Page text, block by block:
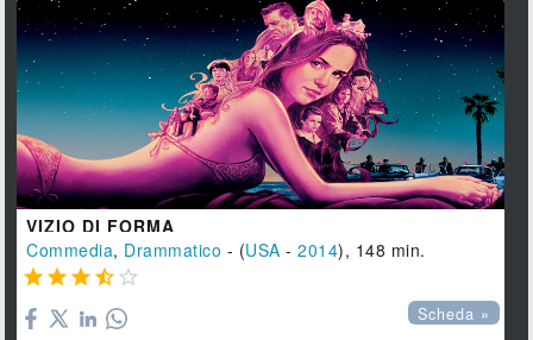
VIZIO DI FORMA
Commedia, Drammatico - (USA -2014), 148 min.
    
Scheda »